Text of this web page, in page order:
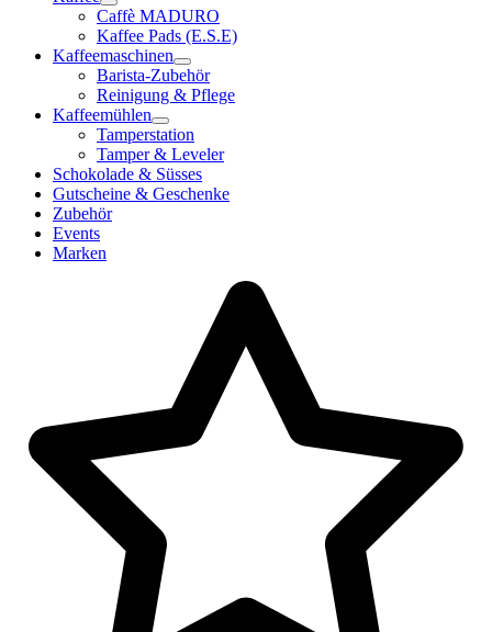
Caffè MADURO
Kaffee Pads (E.S.E)
Kaffeemaschinen
Barista-Zubehör
Reinigung & Pflege
Kaffeemühlen
Tamperstation
Tamper & Leveler
Schokolade & Süsses
Gutscheine & Geschenke
Zubehör
Events
Marken